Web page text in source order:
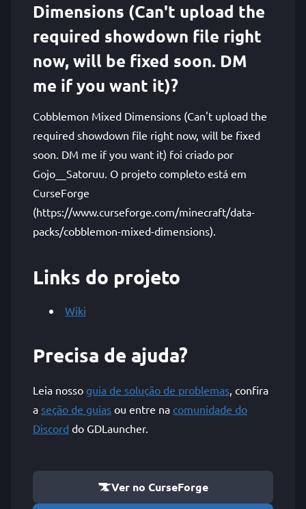
Dimensions (Can't upload the
required showdown file right
now, will be fixed soon. DM
me if you want it)?
Cobblemon Mixed Dimensions (Can't upload the
required showdown file right now, will be fixed
soon. DM me if you want it) foi criado por
Gojo__Satoruu. O projeto completo está em
CurseForge
(https://www.curseforge.com/minecraft/data-
packs/cobblemon-mixed-dimensions).
Links do projeto
Wiki
Precisa de ajuda?
Leia nosso guia de solução de problemas, confira
a seção de guias ou entre na comunidade do
Discord do GDLauncher.
Ver no CurseForge